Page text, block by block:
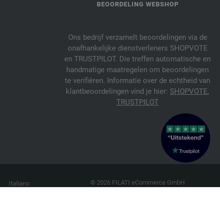
BEOORDELING WEBSHOP
Ons bedrijf verzamelt beoordelingen via de
onafhankelijke dienstverleners SHOPVOTE
en TRUSTPILOT. Die treffen automatische en
handmatige maatregelen om beoordelingen
te verifiëren. Informatie over de echtheid van
klantbeoordelingen vind je hier: SHOPVOTE,
TRUSTPILOT
Italiano © 2026 FILATI eCommerce GmbH